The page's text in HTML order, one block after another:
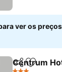
ver os preços
Partilhar
Centrum